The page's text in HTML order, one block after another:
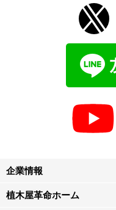
企業情報
植木屋革命ホーム